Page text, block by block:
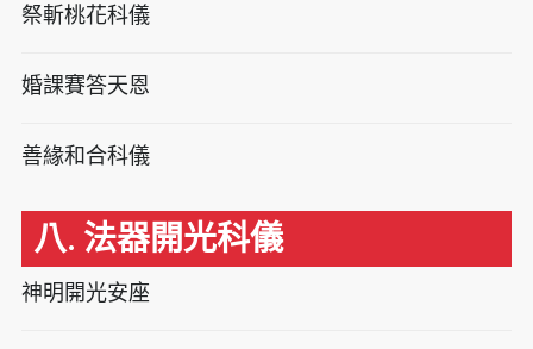
祭斬桃花科儀
婚課賽答天恩
善緣和合科儀
八. 法器開光科儀
神明開光安座